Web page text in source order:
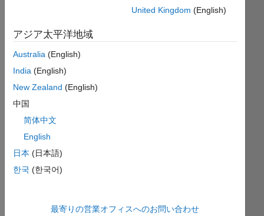
were
webinar
"Structural
and
Thermal
Analysis
MATLAB"
originally
broadcasted
United Kingdom (English)
アジア太平洋地域
Australia (English)
India (English)
New Zealand (English)
中国
简体中文
English
日本 (日本語)
한국 (한국어)
最寄りの営業オフィスへのお問い合わせ